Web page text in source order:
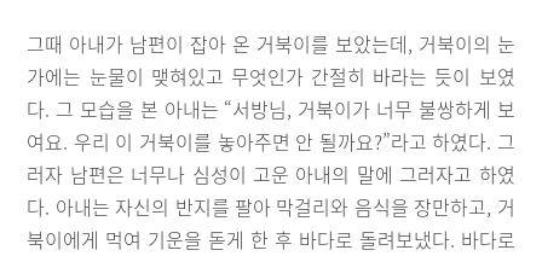
그때 아내가 남편이 잡아 온 거북이를 보았는데, 거북이의 눈
가에는 눈물이 맺혀있고 무엇인가 간절히 바라는 듯이 보였
다. 그 모습을 본 아내는 “서방님, 거북이가 너무 불쌍하게 보
여요. 우리 이 거북이를 놓아주면 안 될까요?”라고 하였다. 그
러자 남편은 너무나 심성이 고운 아내의 말에 그러자고 하였
다. 아내는 자신의 반지를 팔아 막걸리와 음식을 장만하고, 거
북이에게 먹여 기운을 돋게 한 후 바다로 돌려보냈다. 바다로